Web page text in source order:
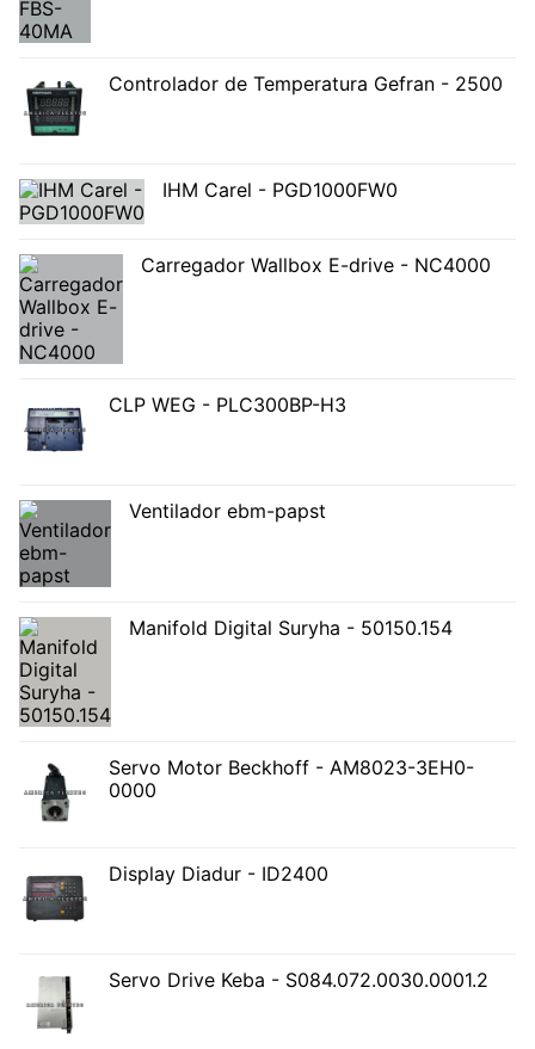
Controlador de Temperatura Gefran - 2500
IHM Carel - PGD1000FW0
Carregador Wallbox E-drive - NC4000
CLP WEG - PLC300BP-H3
Ventilador ebm-papst
Manifold Digital Suryha - 50150.154
Servo Motor Beckhoff - AM8023-3EH0-
0000
Display Diadur - ID2400
Servo Drive Keba - S084.072.0030.0001.2